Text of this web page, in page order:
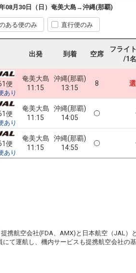
08月30日（日） 奄美大島 →沖縄(那覇)
ある便のみ 直行便のみ
出発 到着 空席
フライ
/1名
便
あり
奄美大島
11:15
沖縄(那覇)
13:15
8
便
あり
奄美大島
11:15
沖縄(那覇)
14:05
便
あり
奄美大島
11:15
沖縄(那覇)
14:55
携航空会社(FDA、AMX)と日本航空（JAL）
て運航し、機内サービスも提携航空会社の